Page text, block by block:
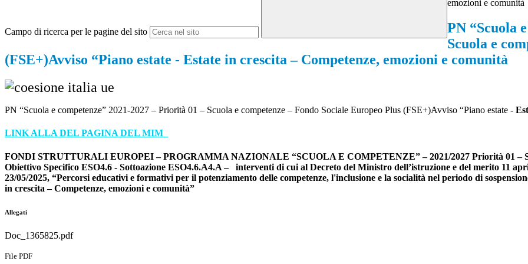
Campo di ricerca per le pagine del sito
emozioni e comunità
PN “Scuola
Scuola e
(FSE+)Avviso “Piano estate - Estate in crescita – Competenze, emozioni e comunità
PN “Scuola e competenze” 2021-2027 – Priorità 01 – Scuola e competenze – Fondo Sociale Europeo Plus (FSE+)Avviso “Piano estate -
LINK ALLA DEL PAGINA DEL MIM
FONDI STRUTTURALI EUROPEI – PROGRAMMA NAZIONALE “SCUOLA E COMPETENZE” – 2021/2027 Priorità 01 –
Obiettivo Specifico ESO4.6 - Sottoazione ESO4.6.A4.A – interventi di cui al Decreto del Ministro dell’istruzione e del merito 11
23/05/2025, “Percorsi educativi e formativi per il potenziamento delle competenze, l'inclusione e la socialità nel periodo di
in crescita – Competenze, emozioni e comunità”
Allegati
Doc_1365825.pdf
File PDF